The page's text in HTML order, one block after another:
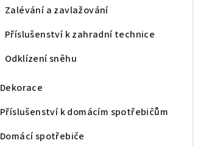
Zalévání a zavlažování
Příslušenství k zahradní technice
Odklízení sněhu
Dekorace
Příslušenství k domácím spotřebičům
Domácí spotřebiče